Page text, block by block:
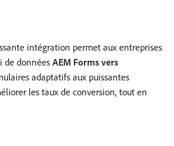
intégration permet aux entreprises
de données AEM Forms vers
adaptatifs aux puissantes
les taux de conversion, tout en